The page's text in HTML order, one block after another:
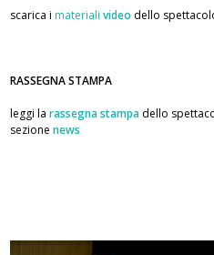
scarica i materiali video dello
RASSEGNA STAMPA
leggi la rassegna stampa dello
sezione news